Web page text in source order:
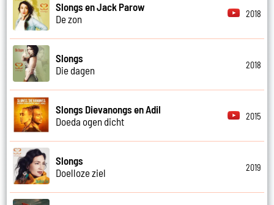
Slongs en Jack Parow
De zon
2018
Slongs
Die dagen
2018
Slongs Dievanongs en Adil
Doeda ogen dicht
2015
Slongs
Doelloze ziel
2019